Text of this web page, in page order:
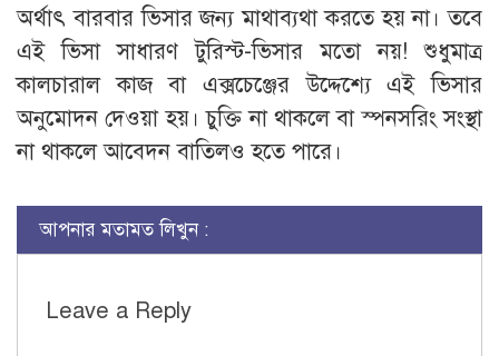
অর্থাৎ বারবার ভিসার জন্য মাথাব্যথা করতে হয় না। তবে
এই ভিসা সাধারণ টুরিস্ট-ভিসার মতো নয়! শুধুমাত্র
কালচারাল কাজ বা এক্সচেঞ্জের উদ্দেশ্যে এই ভিসার
অনুমোদন দেওয়া হয়। চুক্তি না থাকলে বা স্পনসরিং সংস্থা
না থাকলে আবেদন বাতিলও হতে পারে।
আপনার মতামত লিখুন :
Leave a Reply